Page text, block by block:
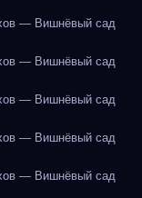
— Вишнёвый сад
— Вишнёвый сад
— Вишнёвый сад
— Вишнёвый сад
— Вишнёвый сад